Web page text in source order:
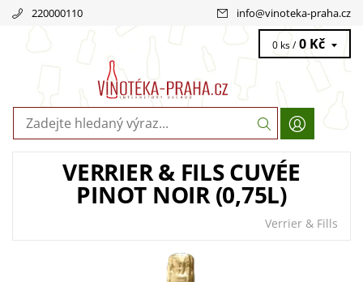
220000110 info@vinoteka-praha.cz
0 ks / 0 Kč
VERRIER & FILS CUVÉE
PINOT NOIR (0,75L)
Verrier & Fills